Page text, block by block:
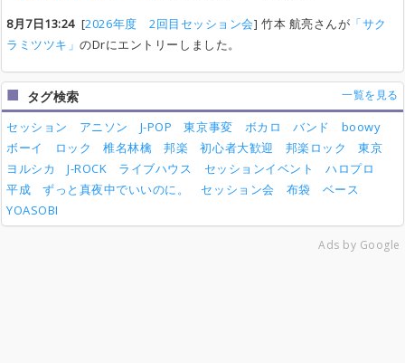
8月7日13:24[2026年度 2回目セッション会] 竹本 航亮さんが 「サク
ラミツツキ」のDrにエントリーしました。
タグ検索 一覧を見る
セッション アニソン J-POP 東京事変 ボカロ バンド
boowy
ボーイ
ロック 椎名林檎 邦楽 初心者大歓迎 邦楽ロック
東京
ヨルシカ
J-ROCK ライブハウス セッションイベント
ハロプロ
平成
ずっと真夜中でいいのに。 セッション会 布袋
ベース
YOASOBI
Ads by Google